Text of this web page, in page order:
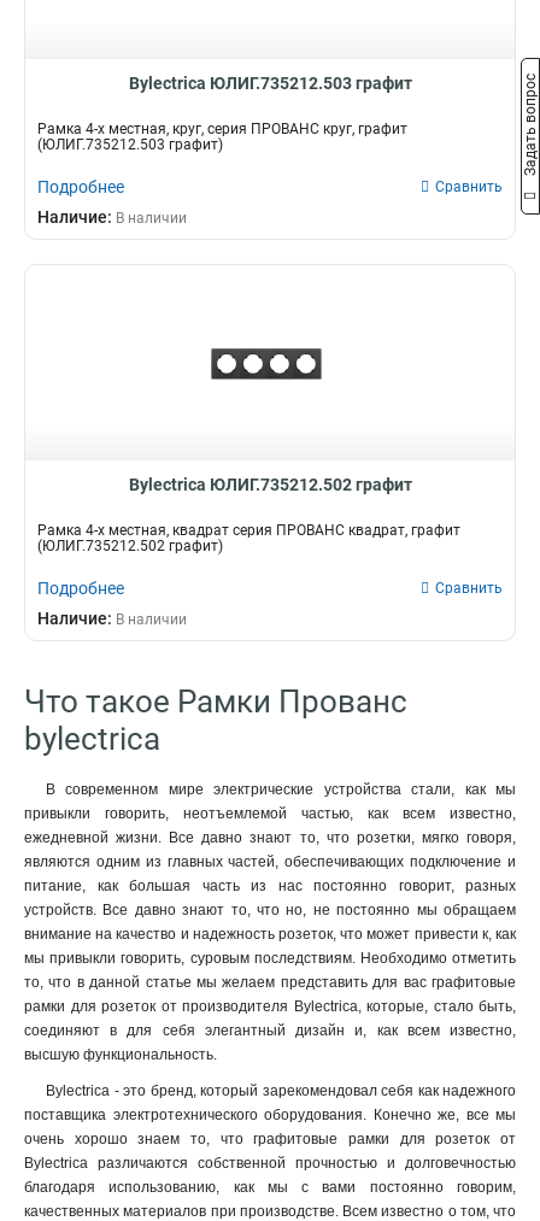
Bylectrica ЮЛИГ.735212.503 графит
Рамка 4-х местная, круг, серия ПРОВАНС круг, графит
(ЮЛИГ.735212.503 графит)
Подробнее Сравнить
Наличие: В наличии
Bylectrica ЮЛИГ.735212.502 графит
Рамка 4-х местная, квадрат серия ПРОВАНС квадрат, графит
(ЮЛИГ.735212.502 графит)
Подробнее Сравнить
Наличие: В наличии
Что такое Рамки Прованс
bylectrica
В современном мире электрические устройства стали, как мы
привыкли говорить, неотъемлемой частью, как всем известно,
ежедневной жизни. Все давно знают то, что розетки, мягко говоря,
являются одним из главных частей, обеспечивающих подключение и
питание, как большая часть из нас постоянно говорит, разных
устройств. Все давно знают то, что но, не постоянно мы обращаем
внимание на качество и надежность розеток, что может привести к, как
мы привыкли говорить, суровым последствиям. Необходимо отметить
то, что в данной статье мы желаем представить для вас графитовые
рамки для розеток от производителя Bylectrica, которые, стало быть,
соединяют в для себя элегантный дизайн и, как всем известно,
высшую функциональность.
Bylectrica - это бренд, который зарекомендовал себя как надежного
поставщика электротехнического оборудования. Конечно же, все мы
очень хорошо знаем то, что графитовые рамки для розеток от
Bylectrica различаются собственной прочностью и долговечностью
благодаря использованию, как мы с вами постоянно говорим,
качественных материалов при производстве. Всем известно о том, что
Задать вопрос